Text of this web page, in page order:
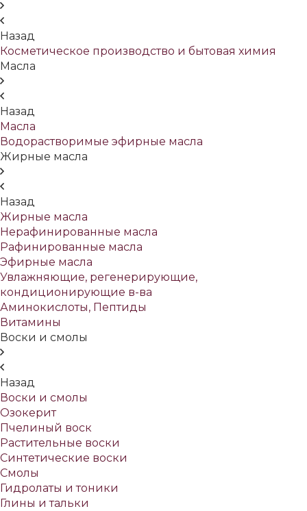
Назад
Косметическое производство и бытовая химия
Масла
Назад
Масла
Водорастворимые эфирные масла
Жирные масла
Назад
Жирные масла
Нерафинированные масла
Рафинированные масла
Эфирные масла
Увлажняющие, регенерирующие,
кондиционирующие в-ва
Аминокислоты, Пептиды
Витамины
Воски и смолы
Назад
Воски и смолы
Озокерит
Пчелиный воск
Растительные воски
Синтетические воски
Смолы
Гидролаты и тоники
Глины и тальки